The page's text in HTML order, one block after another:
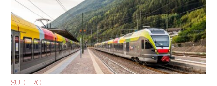
SÜDTIROL